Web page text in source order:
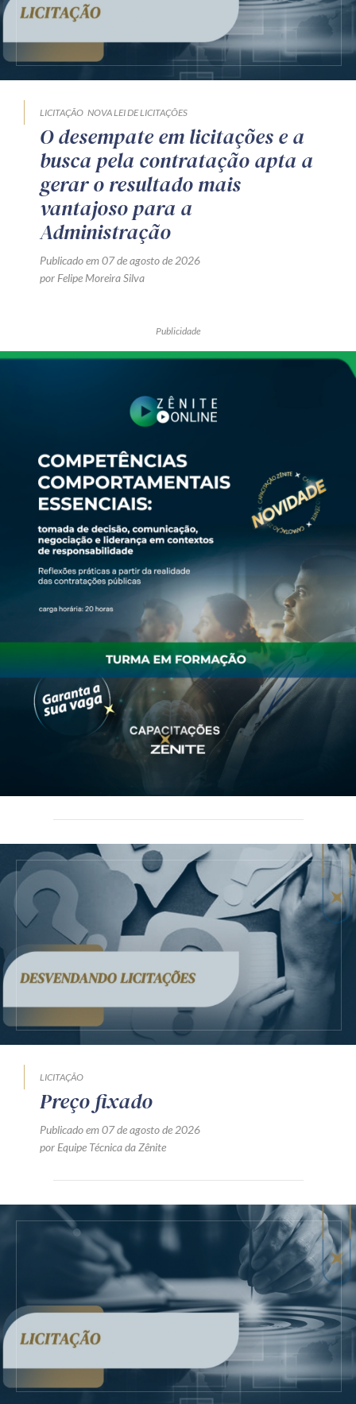
LICITAÇÃO NOVA LEI DE LICITAÇÕES
O desempate em licitações e a
busca pela contratação apta a
gerar o resultado mais
vantajoso para a
Administração
Publicado em 07 de agosto de 2026
por Felipe Moreira Silva
Publicidade
LICITAÇÃO
Preço fixado
Publicado em 07 de agosto de 2026
por Equipe Técnica da Zênite